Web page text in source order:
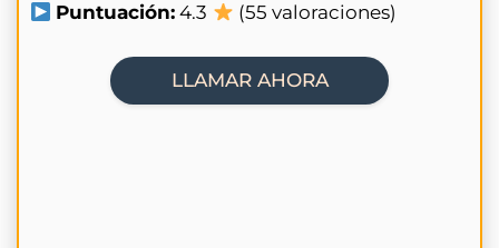
Puntuación: 4.3 (55 valoraciones)
LLAMAR AHORA